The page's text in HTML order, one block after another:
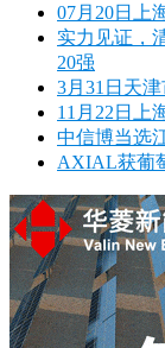
07月20日上
实力见证，
20强
3月31日天
11月22日上
中信博当选
AXIAL获葡